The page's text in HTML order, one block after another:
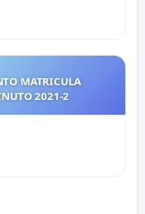
MATRICULA
UNIMINUTO 2021-2